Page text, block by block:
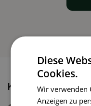
Könnte dir auch
Diese
Cookies.
Wir verwenden
Anzeigen zu